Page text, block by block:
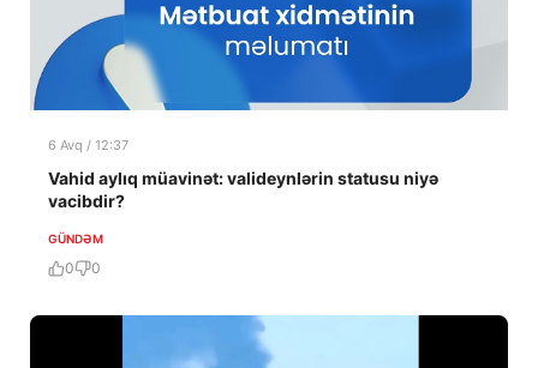
6 Avq / 12:37
Vahid aylıq müavinət: valideynlərin statusu niyə
vacibdir?
GÜNDƏM
0 0